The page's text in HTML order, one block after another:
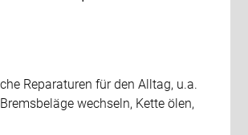
Reparaturen für den Alltag, u.a.
wechseln, Kette ölen,